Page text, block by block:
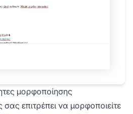
μορφοποίησης
επιτρέπει να μορφοποιείτε